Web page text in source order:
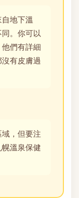
地下溫
。你可以
們有詳細
有皮膚過
，但要注
溫泉保健